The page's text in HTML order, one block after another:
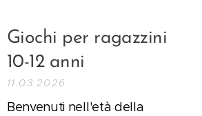
Giochi per ragazzini
10-12 anni
11.03.2026
Benvenuti nell'età della